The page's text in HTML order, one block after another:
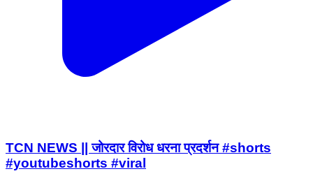
TCN NEWS || जोरदार विरोध धरना प्रदर्शन #shorts
#youtubeshorts #viral